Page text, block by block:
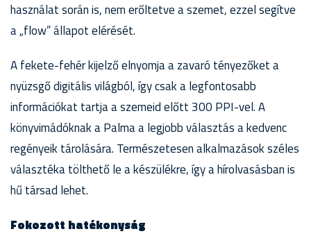
használat során is, nem erőltetve a szemet, ezzel segítve
a „flow” állapot elérését.
A fekete-fehér kijelző elnyomja a zavaró tényezőket a
nyüzsgő digitális világból, így csak a legfontosabb
információkat tartja a szemeid előtt 300 PPI-vel. A
könyvimádóknak a Palma a legjobb választás a kedvenc
regényeik tárolására. Természetesen alkalmazások széles
választéka tölthető le a készülékre, így a hírolvasásban is
hű társad lehet.
Fokozott hatékonyság